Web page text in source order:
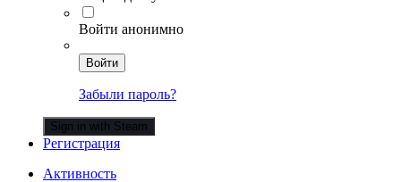
Войти анонимно
Войти
Забыли пароль?
Sign in with Steam
Регистрация
Активность